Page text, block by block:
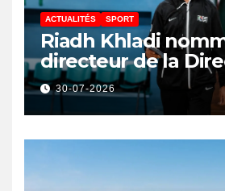
ACTUALITÉS SPORT
Riadh Khladi
directeur de la
Nationale de
30-07-2026